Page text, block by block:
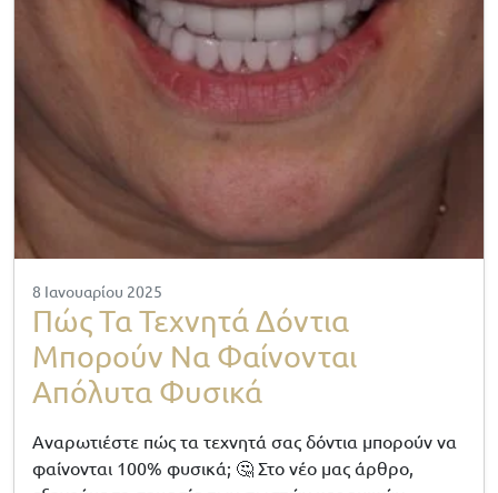
8 Ιανουαρίου 2025
Πώς Τα Τεχνητά Δόντια
Μπορούν Να Φαίνονται
Απόλυτα Φυσικά
Αναρωτιέστε πώς τα τεχνητά σας δόντια μπορούν να
φαίνονται 100% φυσικά; 🤔 Στο νέο μας άρθρο,